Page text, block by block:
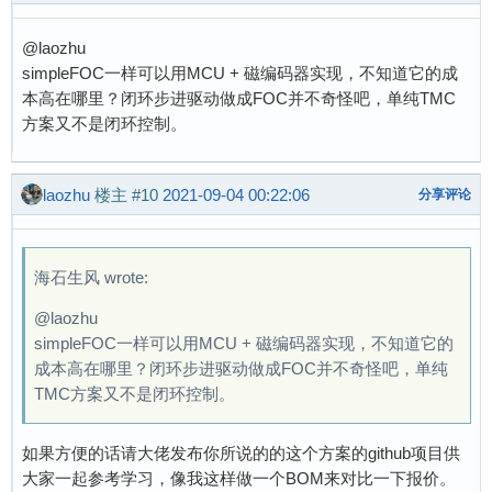
@laozhu
simpleFOC一样可以用MCU + 磁编码器实现，不知道它的成
本高在哪里？闭环步进驱动做成FOC并不奇怪吧，单纯TMC
方案又不是闭环控制。
laozhu 楼主 #10 2021-09-04 00:22:06 分享评论
海石生风 wrote:
@laozhu
simpleFOC一样可以用MCU + 磁编码器实现，不知道它的
成本高在哪里？闭环步进驱动做成FOC并不奇怪吧，单纯
TMC方案又不是闭环控制。
如果方便的话请大佬发布你所说的的这个方案的github项目供
大家一起参考学习，像我这样做一个BOM来对比一下报价。